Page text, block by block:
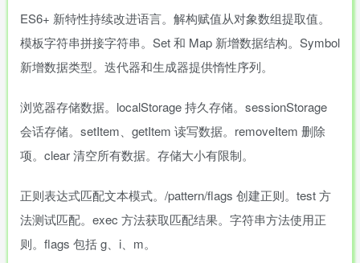
ES6+ 新特性持续改进语言。解构赋值从对象数组提取值。
模板字符串拼接字符串。Set 和 Map 新增数据结构。Symbol
新增数据类型。迭代器和生成器提供惰性序列。
浏览器存储数据。localStorage 持久存储。sessionStorage
会话存储。setItem、getItem 读写数据。removeItem 删除
项。clear 清空所有数据。存储大小有限制。
正则表达式匹配文本模式。/pattern/flags 创建正则。test 方
法测试匹配。exec 方法获取匹配结果。字符串方法使用正
则。flags 包括 g、i、m。